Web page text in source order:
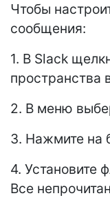
Чтобы
сообщения:
1. В Slack
пространства
2. В меню
3. Нажмите на
4. Установите
Все